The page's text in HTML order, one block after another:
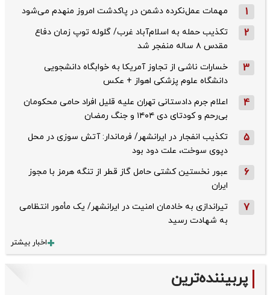
1 مهمات عمل‌نکرده دشمن در پاکدشت امروز منهدم می‌شود
2
تکذیب حمله به اسلام‌آباد غرب/ گلوله توپ زمان دفاع
مقدس ۸ ساله منفجر شد
3
خسارات ناشی از تجاوز آمریکا به خوابگاه دانشجویی
دانشگاه علوم پزشکی اهواز + عکس
4
اعلام جرم دادستانی تهران علیه قلیل افراد حامی محکومان
بی‌رحم و کودتای دی‌ ۱۴۰۴ و جنگ رمضان
5
تکذیب ‌انفجار در ایرانشهر/ فرماندار: آتش سوزی در محل
دپوی سوخت، علت دود بود
6
عبور نخستین کشتی حامل گاز قطر از تنگه هرمز با مجوز
ایران
7
تیراندازی به خادمان امنیت در ایرانشهر/ یک مأمور انتظامی
به شهادت رسید
اخبار بیشتر
پربیننده‌ترین